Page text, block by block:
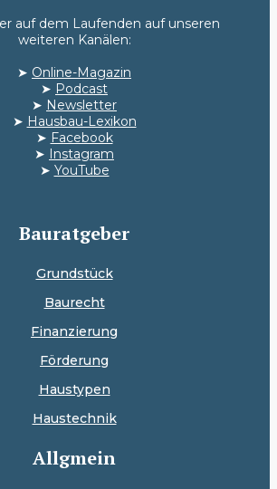
auf dem Laufenden auf unseren
weiteren Kanälen:
➤ Online-Magazin
➤ Podcast
➤ Newsletter
➤ Hausbau-Lexikon
➤ Facebook
➤
Instagram
➤ YouTube
Bauratgeber
Grundstück
Baurecht
Finanzierung
Förderung
Haustypen
Haustechnik
Allgmein